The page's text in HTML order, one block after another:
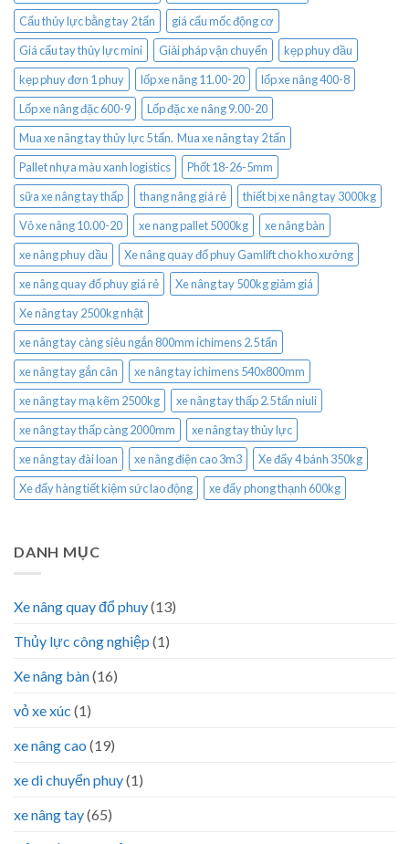
Cẩu thủy lực bằng tay 2 tấn
giá cẩu mốc động cơ
Giá cẩu tay thủy lực mini
Giải pháp vận chuyển
kẹp phuy dầu
kẹp phuy đơn 1 phuy
lốp xe nâng 11.00-20
lốp xe nâng 400-8
Lốp xe nâng đặc 600-9
Lốp đặc xe nâng 9.00-20
Mua xe nâng tay thủy lực 5 tấn. Mua xe nâng tay 2 tấn
Pallet nhựa màu xanh logistics
Phốt 18-26-5mm
sữa xe nâng tay thấp
thang nâng giá rẻ
thiết bị xe nâng tay 3000kg
Vỏ xe nâng 10.00-20
xe nang pallet 5000kg
xe nâng bàn
xe nâng phuy dầu
Xe nâng quay đổ phuy Gamlift cho kho xưởng
xe nâng quay đổ phuy giá rẻ
Xe nâng tay 500kg giảm giá
Xe nâng tay 2500kg nhật
xe nâng tay càng siêu ngắn 800mm ichimens 2.5 tấn
xe nâng tay gắn cân
xe nâng tay ichimens 540x800mm
xe nâng tay mạ kẽm 2500kg
xe nâng tay thấp 2.5 tấn niuli
xe nâng tay thấp càng 2000mm
xe nâng tay thủy lực
xe nâng tay đài loan
xe nâng điện cao 3m3
Xe đẩy 4 bánh 350kg
Xe đẩy hàng tiết kiệm sức lao động
xe đẩy phong thạnh 600kg
DANH MỤC
Xe nâng quay đổ phuy(13)
Thủy lực công nghiệp (1)
Xe nâng bàn(16)
vỏ xe xúc (1)
xe nâng cao (19)
xe di chuyển phuy(1)
xe nâng tay(65)